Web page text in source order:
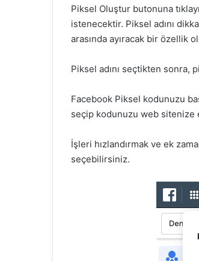
Piksel Oluştur butonuna
istenecektir. Piksel adını
arasında ayıracak bir özellik
Piksel adını seçtikten sonra,
Facebook Piksel kodunuzu
seçip kodunuzu web
İşleri hızlandırmak ve ek
seçebilirsiniz.